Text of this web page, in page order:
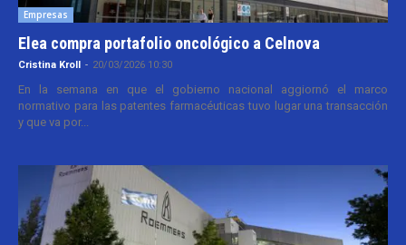
Empresas
Elea compra portafolio oncológico a Celnova
Cristina Kroll - 20/03/2026 10:30
En la semana en que el gobierno nacional aggiornó el marco
normativo para las patentes farmacéuticas tuvo lugar una transacción
y que va por...